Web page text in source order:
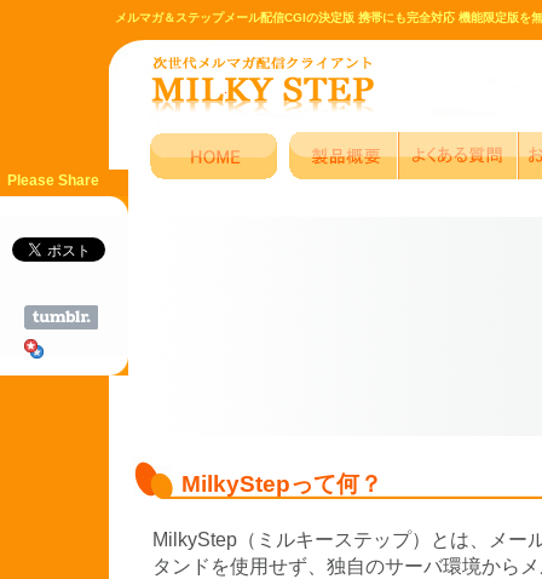
メルマガ＆ステップメール配信CGIの決定版 携帯にも完全対応 機能限定版を
MilkyStepって何？
MilkyStep（ミルキーステップ）とは、メー
タンドを使用せず、独自のサーバ環境から
Please Share